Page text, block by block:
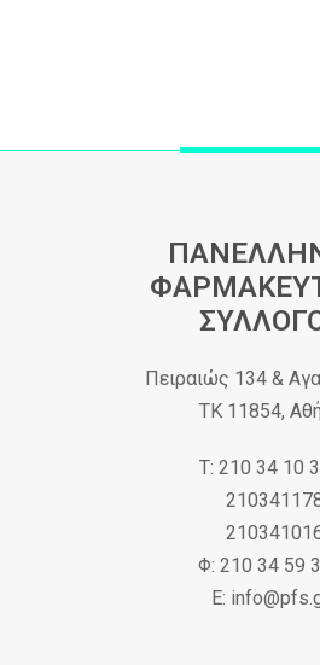
Πειραιώς 134 &
ΤΚ 11854,
Τ: 210 34 10
Φ: 210 34 59
Ε: